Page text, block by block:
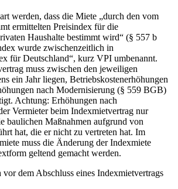
werden, dass die Miete „durch den vom
ermittelten Preisindex für die
Haushalte bestimmt wird“ (§ 557 b
wurde zwischenzeitlich in
für Deutschland“, kurz VPI umbenannt.
muss zwischen den jeweiligen
ein Jahr liegen, Betriebskostenerhöhungen
nach Modernisierung (§ 559 BGB)
Achtung: Erhöhungen nach
Vermieter beim Indexmietvertrag nur
baulichen Maßnahmen aufgrund von
hat, die er nicht zu vertreten hat. Im
muss die Änderung der Indexmiete
geltend gemacht werden.
vor dem Abschluss eines Indexmietvertrags